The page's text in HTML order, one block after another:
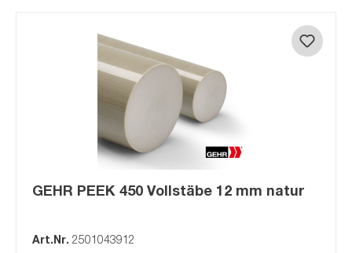
GEHR PEEK 450 Vollstäbe 12 mm natur
Art.Nr. 2501043912